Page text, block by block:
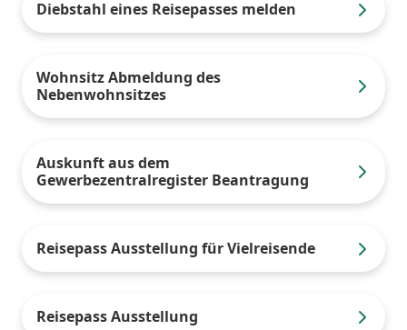
Diebstahl eines Reisepasses melden
Wohnsitz Abmeldung des
Nebenwohnsitzes
Auskunft aus dem
Gewerbezentralregister Beantragung
Reisepass Ausstellung für Vielreisende
Reisepass Ausstellung